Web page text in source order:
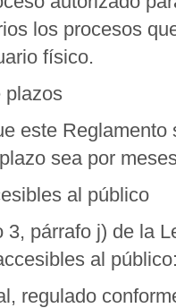
los procesos
físico.
plazos
este
sea por
al público
3, párrafo j) de la
al
regulado